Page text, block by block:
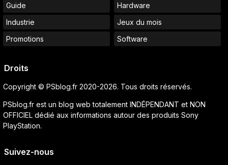
Guide
Hardware
Industrie
Jeux du mois
Promotions
Software
Droits
Copyright © PSblog.fr 2020-2026. Tous droits réservés.
PSblog.fr est un blog web totalement INDÉPENDANT et NON
OFFICIEL dédié aux informations autour des produits Sony
PlayStation.
Suivez-nous